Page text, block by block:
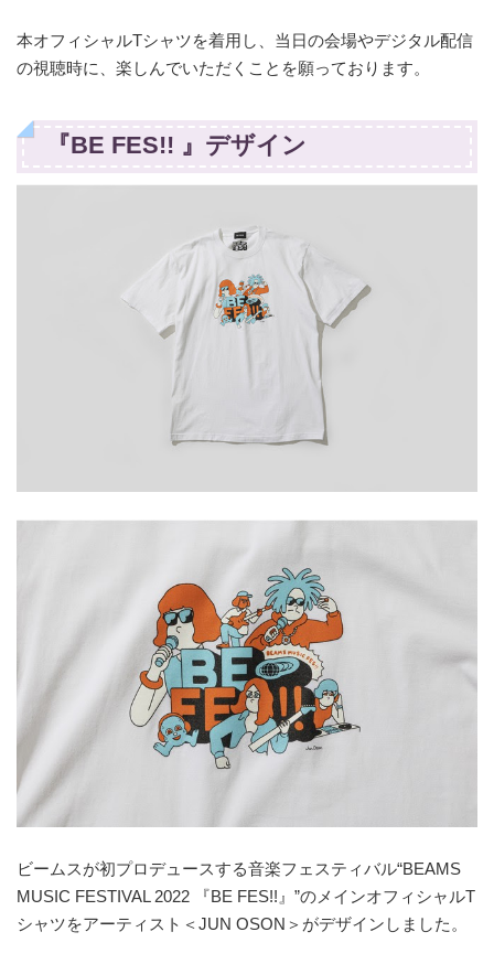
本オフィシャルTシャツを着用し、当日の会場やデジタル配信
の視聴時に、楽しんでいただくことを願っております。
『BE FES!! 』デザイン
ビームスが初プロデュースする音楽フェスティバル“BEAMS
MUSIC FESTIVAL 2022 『BE FES!!』”のメインオフィシャルT
シャツをアーティスト＜JUN OSON＞がデザインしました。